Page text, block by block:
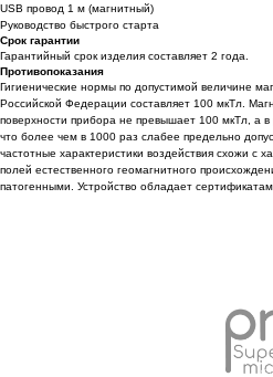
USB провод 1 м (магнитный)
Руководство быстрого старта
Срок гарантии
Гарантийный срок изделия составляет 2 года.
Противопоказания
Гигиенические нормы по допустимой величине
Российской Федерации составляет 100 мкТл.
поверхности прибора не превышает 100 мкТл, а в
что более чем в 1000 раз слабее предельно
частотные характеристики воздействия схожи с
полей естественного геомагнитного
патогенными. Устройство обладает